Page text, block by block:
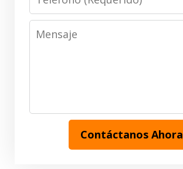
(Requerido)
Mensaje
Contáctanos Ahora